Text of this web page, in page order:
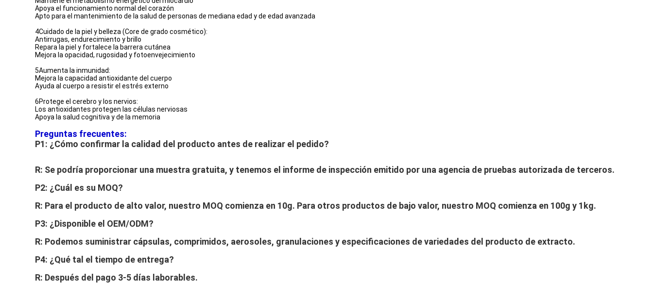
Apoya el funcionamiento normal del corazón
Apto para el mantenimiento de la salud de personas de mediana edad y de edad avanzada
4Cuidado de la piel y belleza (Core de grado cosmético):
Antirrugas, endurecimiento y brillo
Repara la piel y fortalece la barrera cutánea
Mejora la opacidad, rugosidad y fotoenvejecimiento
5Aumenta la inmunidad:
Mejora la capacidad antioxidante del cuerpo
Ayuda al cuerpo a resistir el estrés externo
6Protege el cerebro y los nervios:
Los antioxidantes protegen las células nerviosas
Apoya la salud cognitiva y de la memoria
Preguntas frecuentes:
P1: ¿Cómo confirmar la calidad del producto antes de realizar el pedido?
R: Se podría proporcionar una muestra gratuita, y tenemos el informe de inspección emitido por una agencia de pruebas autorizada de terceros.
P2: ¿Cuál es su MOQ?
R: Para el producto de alto valor, nuestro MOQ comienza en 10g. Para otros productos de bajo valor, nuestro MOQ comienza en 100g y 1kg.
P3: ¿Disponible el OEM/ODM?
R: Podemos suministrar cápsulas, comprimidos, aerosoles, granulaciones y especificaciones de variedades del producto de extracto.
P4: ¿Qué tal el tiempo de entrega?
R: Después del pago 3-5 días laborables.